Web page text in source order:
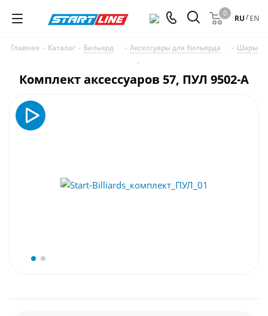
0
RU/EN
Главная - Каталог - Бильярд - Аксессуары для бильярда - Шары
-
Комплект аксессуаров 57, ПУЛ 9502-A